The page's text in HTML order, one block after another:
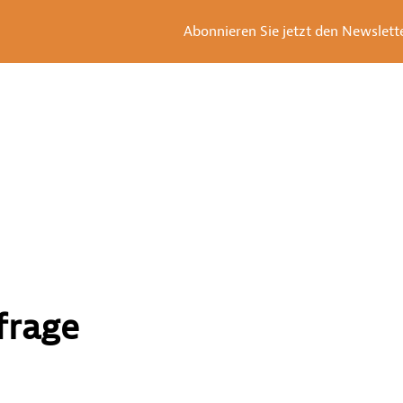
Abonnieren Sie jetzt den